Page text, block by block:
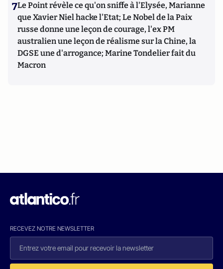
7Le Point révèle ce qu'on sniffe à l'Elysée, Marianne
que Xavier Niel hacke l'Etat; Le Nobel de la Paix
russe donne une leçon de courage, l'ex PM
australien une leçon de réalisme sur la Chine, la
DGSE une d'arrogance; Marine Tondelier fait du
Macron
RECEVEZ NOTRE NEWSLETTER